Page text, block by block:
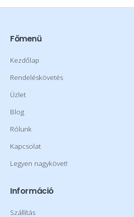
Főmenü
Kezdőlap
Rendeléskövetés
Üzlet
Blog
Rólunk
Kapcsolat
Legyen nagykövet!
Információ
Szállítás